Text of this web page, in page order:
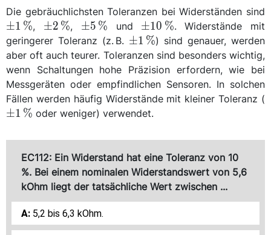
Die gebräuchlichsten Toleranzen bei Widerständen sind
±1 %, \qty{\pm
2}
{\percent}
±2 %, \qty{\pm
5}
{\percent}
±5 % und \qty{\pm
10}
{\percent}
±10 %. Widerstände mit
geringerer Toleranz (z. B. \qty{\pm
1}
{\percent}
±1 %) sind genauer, werden
aber oft auch teurer. Toleranzen sind besonders wichtig,
wenn Schaltungen hohe Präzision erfordern, wie bei
Messgeräten oder empfindlichen Sensoren. In solchen
Fällen werden häufig Widerstände mit kleiner Toleranz (
±1 % oder weniger) verwendet.
EC112: Ein Widerstand hat eine Toleranz von 10
%. Bei einem nominalen Widerstandswert von 5,6
kOhm liegt der tatsächliche Wert zwischen ...
5,2 bis 6,3 kOhm.